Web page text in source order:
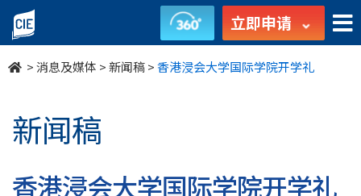
香
港
会
大
立即申请
>消息及媒体 >新闻稿>香港浸会大学国际学院开学礼
新闻稿
香港浸会大学国际学院开学礼